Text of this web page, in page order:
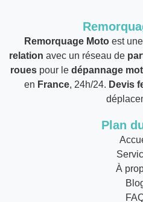
Remorquage Moto est une
relation avec un réseau de
roues pour le dépannage
en France, 24h/24. Devis
Plan
À